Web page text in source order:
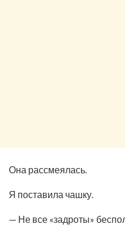
Она рассмеялась.
Я поставила чашку.
— Не все «задроты»